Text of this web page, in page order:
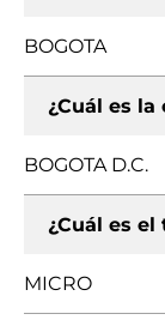
BOGOTA
¿Cuál es
BOGOTA D.C.
¿Cuál es el
MICRO